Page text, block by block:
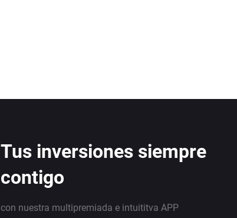
Tus inversiones siempre
contigo
con nuestra multipremiada e intuititva APP